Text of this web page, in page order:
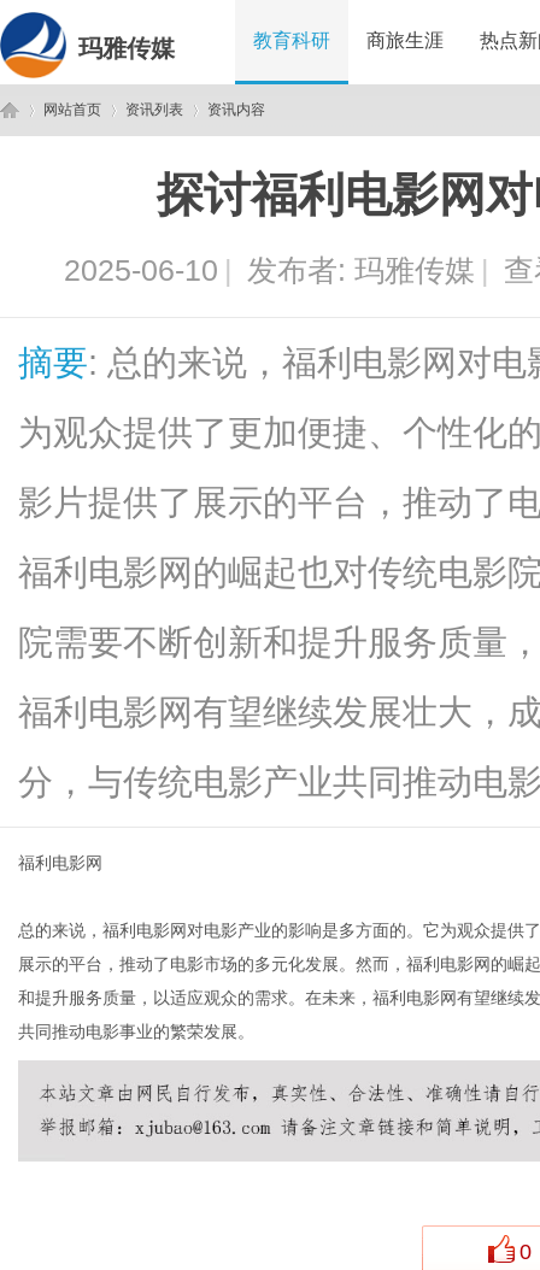
玛雅传媒 教育科研 商旅生涯 热点
网站首页 资讯列表
›
资讯内容
探讨福利电影网
2025-06-10 | 发布者: 玛雅传媒 |
摘要: 总的来说，福利电影网对
为观众提供了更加便捷、个性化
影片提供了展示的平台，推动了
福利电影网的崛起也对传统电影
院需要不断创新和提升服务质量
福利电影网有望继续发展壮大，
分，与传统电影产业共同推动电
福利电影网
总的来说，福利电影网对电影产业的影响是多方面的。它为观众提供
展示的平台，推动了电影市场的多元化发展。然而，福利电影网的崛
和提升服务质量，以适应观众的需求。在未来，福利电影网有望继续
共同推动电影事业的繁荣发展。
0